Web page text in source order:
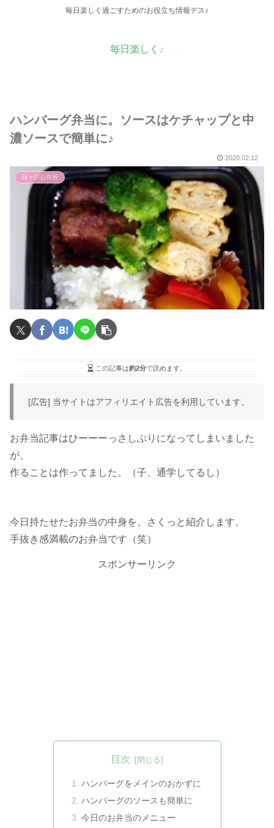
毎日楽しく過ごすためのお役立ち情報デス♪
毎日楽しく♪
ハンバーグ弁当に。ソースはケチャップと中
濃ソースで簡単に♪
2020.02.12
日々のお弁当
この記事は約2分で読めます。
[広告] 当サイトはアフィリエイト広告を利用しています。
お弁当記事はひーーーっさしぶりになってしまいました
が、
作ることは作ってました。（子、通学してるし）
今日持たせたお弁当の中身を、さくっと紹介します。
手抜き感満載のお弁当です（笑）
スポンサーリンク
目次
ハンバーグをメインのおかずに
ハンバーグのソースも簡単に
今日のお弁当のメニュー